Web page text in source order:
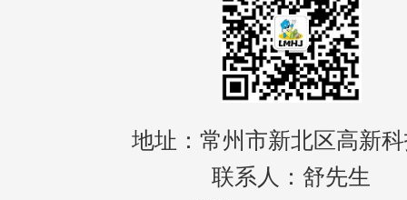
地址：常州市新北区高新
联系人：舒先生